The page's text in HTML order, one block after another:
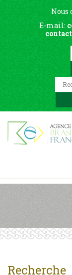
Nous
E-mail:
Recherche